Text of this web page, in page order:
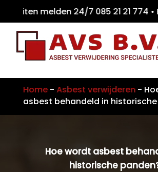
melden 24/7 085 21 21
Home- Asbest verwijderen -
asbest behandeld in
Hoe wordt asbest
historische